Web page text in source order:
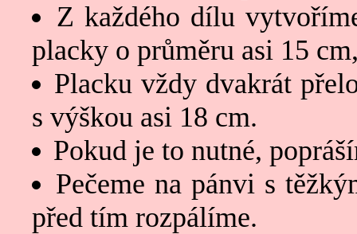
Z každého dílu
placky o průměru asi 15
Placku vždy dvakrát
s výškou asi 18 cm.
Pokud je to nutné,
Pečeme na pánvi s
před tím rozpálíme.